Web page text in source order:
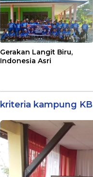
Gerakan Langit Biru,
Indonesia Asri
kriteria kampung KB